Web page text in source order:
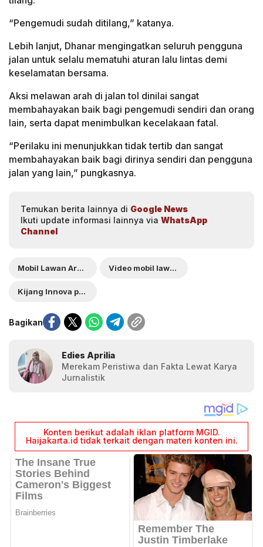
“Pengemudi sudah ditilang,” katanya.
Lebih lanjut, Dhanar mengingatkan seluruh pengguna
jalan untuk selalu mematuhi aturan lalu lintas demi
keselamatan bersama.
Aksi melawan arah di jalan tol dinilai sangat
membahayakan baik bagi pengemudi sendiri dan orang
lain, serta dapat menimbulkan kecelakaan fatal.
“Perilaku ini menunjukkan tidak tertib dan sangat
membahayakan baik bagi dirinya sendiri dan pengguna
jalan yang lain,” pungkasnya.
Temukan berita lainnya di Google News
Ikuti update informasi lainnya via WhatsApp
Channel
Mobil Lawan Arah di Tol Video mobil lawan arah viral
Kijang Innova putih
Bagikan
Edies Aprilia
Merekam Peristiwa dan Fakta Lewat Karya
Jurnalistik